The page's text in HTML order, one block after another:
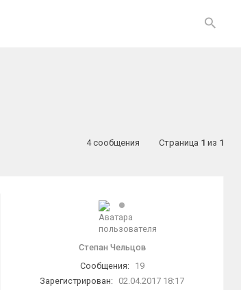
4 сообщения Страница 1 из 1
Степан Чельцов
Сообщения:
19
Зарегистрирован:
02.04.2017 18:17